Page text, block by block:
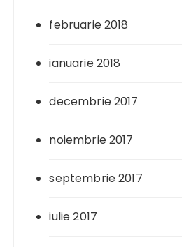
februarie 2018
ianuarie 2018
decembrie 2017
noiembrie 2017
septembrie 2017
iulie 2017